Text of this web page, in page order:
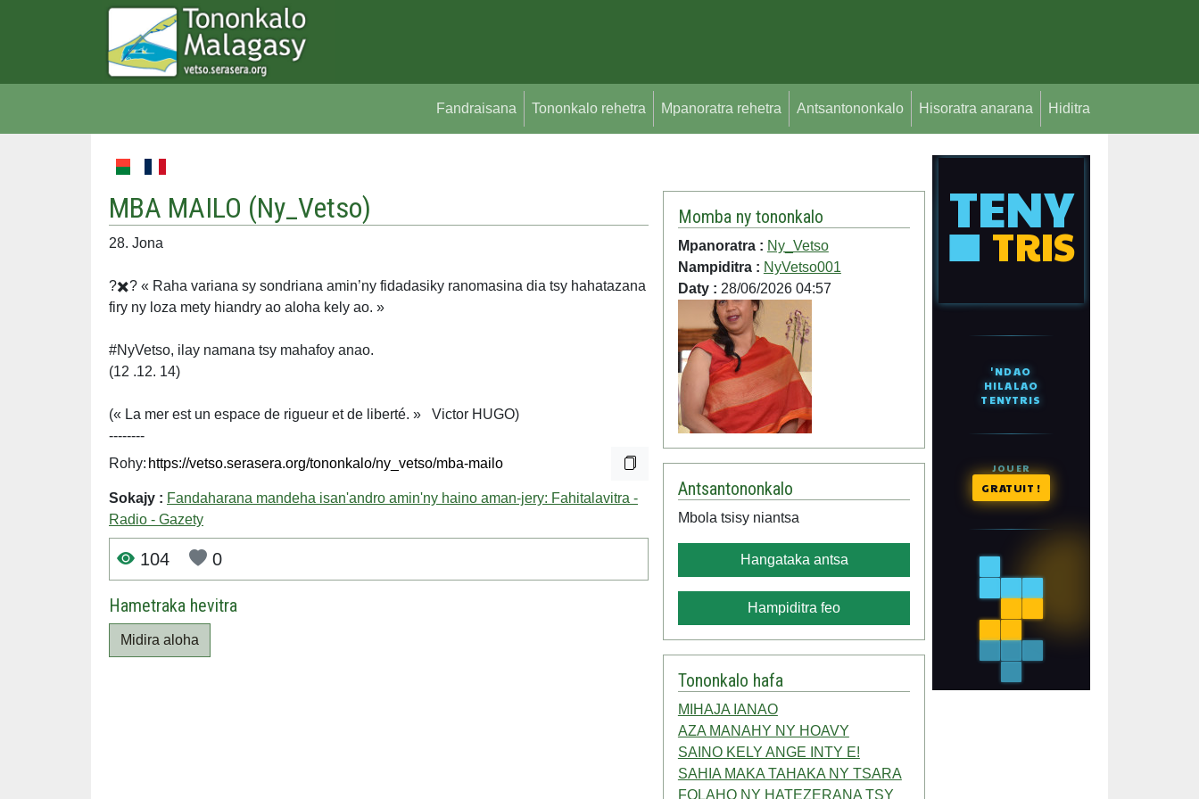
Fandraisana Tononkalo rehetra Mpanoratra rehetra Antsantononkalo Hisoratra anarana Hiditra
MBA MAILO (Ny_Vetso)
28. Jona
?️✖️? « Raha variana sy sondriana amin’ny fidadasiky ranomasina dia tsy hahatazana
firy ny loza mety hiandry ao aloha kely ao. »
#NyVetso, ilay namana tsy mahafoy anao.
(12 .12. 14)
(« La mer est un espace de rigueur et de liberté. » Victor HUGO)
--------
Rohy:
Sokajy : Fandaharana mandeha isan'andro amin'ny haino aman-jery: Fahitalavitra -
Radio - Gazety
104 0
Hametraka hevitra
Midira aloha
Momba ny tononkalo
Mpanoratra : Ny_Vetso
Nampiditra : NyVetso001
Daty : 28/06/2026 04:57
Antsantononkalo
Mbola tsisy niantsa
Hangataka antsa
Hampiditra feo
Tononkalo hafa
MIHAJA IANAO
AZA MANAHY NY HOAVY
SAINO KELY ANGE INTY E!
SAHIA MAKA TAHAKA NY TSARA
FOLAHO NY HATEZERANA TSY